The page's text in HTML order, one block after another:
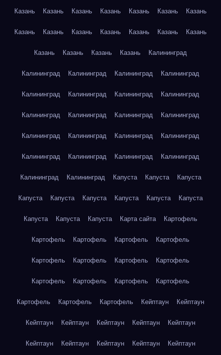
Казань Казань Казань Казань Казань Казань Казань
Казань Казань Казань Казань Казань Казань Казань
Казань Казань Казань Казань Калининград
Калининград Калининград Калининград Калининград
Калининград Калининград Калининград Калининград
Калининград Калининград Калининград Калининград
Калининград Калининград Калининград Калининград
Калининград Калининград Калининград Калининград
Калининград Калининград Капуста Капуста Капуста
Капуста Капуста Капуста Капуста Капуста Капуста
Капуста Капуста Капуста Карта сайта Картофель
Картофель Картофель Картофель Картофель
Картофель Картофель Картофель Картофель
Картофель Картофель Картофель Картофель
Картофель Картофель Картофель Кейптаун Кейптаун
Кейптаун Кейптаун Кейптаун Кейптаун Кейптаун
Кейптаун Кейптаун Кейптаун Кейптаун Кейптаун